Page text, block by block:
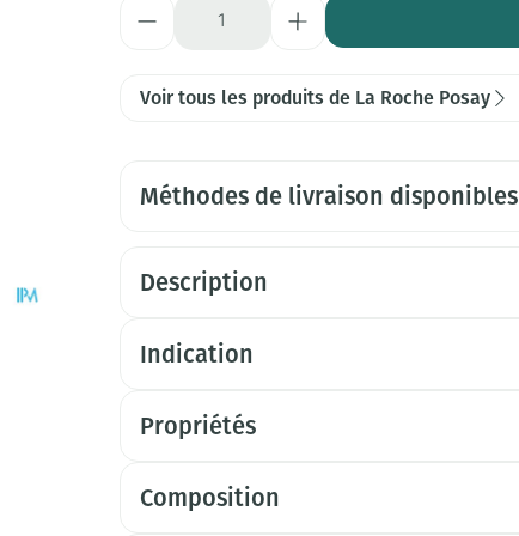
Voir tous les produits de La Roche Posay
Méthodes de livraison disponibles
Description
Indication
Propriétés
Composition